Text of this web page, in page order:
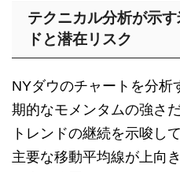
テクニカル分析が示
ドと潜在リスク
NYダウのチャートを分析
期的なモメンタムの強さ
トレンドの継続を示唆し
主要な移動平均線が上向